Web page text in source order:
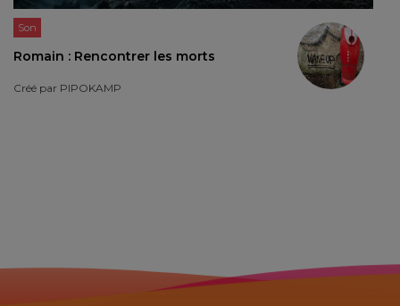
Son
Romain : Rencontrer les morts
Créé par PIPOKAMP